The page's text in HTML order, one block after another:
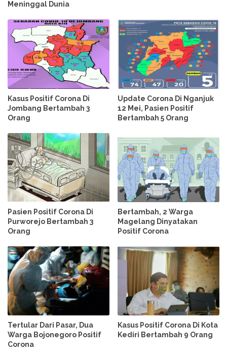
Meninggal Dunia
Kasus Positif Corona Di
Jombang Bertambah 3
Orang
Update Corona Di Nganjuk
12 Mei, Pasien Positif
Bertambah 5 Orang
Pasien Positif Corona Di
Purworejo Bertambah 3
Orang
Bertambah, 2 Warga
Magelang Dinyatakan
Positif Corona
Tertular Dari Pasar, Dua
Warga Bojonegoro Positif
Corona
Kasus Positif Corona Di Kota
Kediri Bertambah 9 Orang